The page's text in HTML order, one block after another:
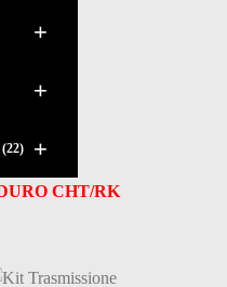
+
+
(22) +